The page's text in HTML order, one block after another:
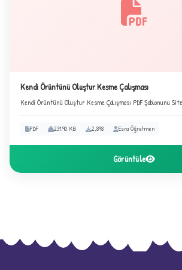
Kendi Örüntünü Oluştur Kesme Çalışması
Kendi Örüntünü Oluştur Kesme Çalışması PDF Şablonunu
PDF 231.90 KB 2,898 Esra Öğretmen
Görüntüle